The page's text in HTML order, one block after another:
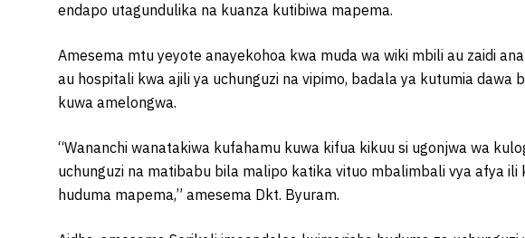
endapo utagundulika na kuanza kutibiwa mapema.
Amesema mtu yeyote anayekohoa kwa muda wa wiki mbili au zaidi
au hospitali kwa ajili ya uchunguzi na vipimo, badala ya kutumia dawa
kuwa amelongwa.
“Wananchi wanatakiwa kufahamu kuwa kifua kikuu si ugonjwa wa
uchunguzi na matibabu bila malipo katika vituo mbalimbali vya afya
huduma mapema,” amesema Dkt. Byuram.